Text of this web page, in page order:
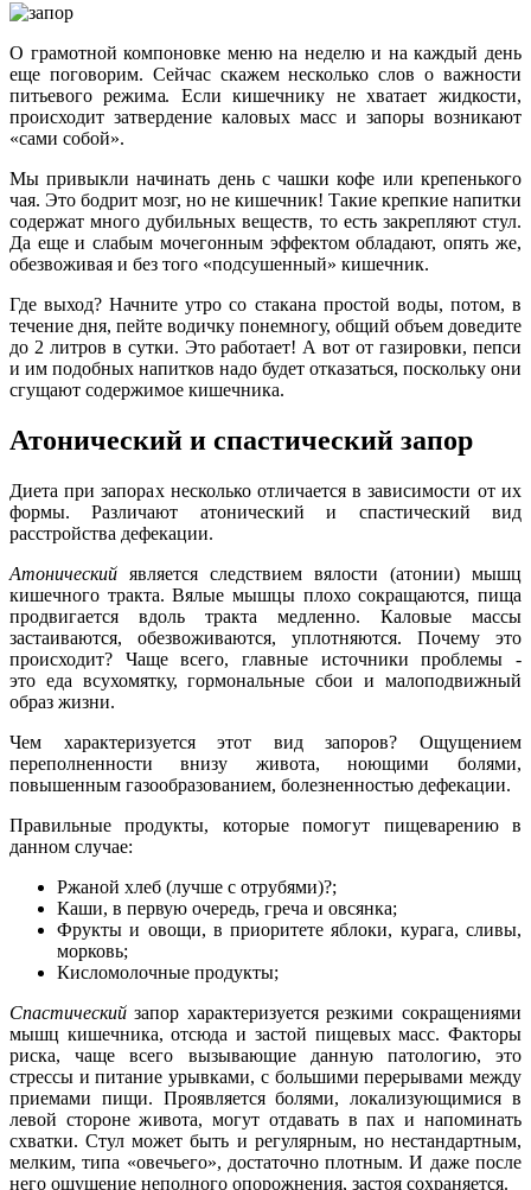
О грамотной компоновке меню на неделю и на каждый день
еще поговорим. Сейчас скажем несколько слов о важности
питьевого режима. Если кишечнику не хватает жидкости,
происходит затвердение каловых масс и запоры возникают
«сами собой».
Мы привыкли начинать день с чашки кофе или крепенького
чая. Это бодрит мозг, но не кишечник! Такие крепкие напитки
содержат много дубильных веществ, то есть закрепляют стул.
Да еще и слабым мочегонным эффектом обладают, опять же,
обезвоживая и без того «подсушенный» кишечник.
Где выход? Начните утро со стакана простой воды, потом, в
течение дня, пейте водичку понемногу, общий объем доведите
до 2 литров в сутки. Это работает! А вот от газировки, пепси
и им подобных напитков надо будет отказаться, поскольку они
сгущают содержимое кишечника.
Атонический и спастический запор
Диета при запорах несколько отличается в зависимости от их
формы. Различают атонический и спастический вид
расстройства дефекации.
Атонический является следствием вялости (атонии) мышц
кишечного тракта. Вялые мышцы плохо сокращаются, пища
продвигается вдоль тракта медленно. Каловые массы
застаиваются, обезвоживаются, уплотняются. Почему это
происходит? Чаще всего, главные источники проблемы -
это еда всухомятку, гормональные сбои и малоподвижный
образ жизни.
Чем характеризуется этот вид запоров? Ощущением
переполненности внизу живота, ноющими болями,
повышенным газообразованием, болезненностью дефекации.
Правильные продукты, которые помогут пищеварению в
данном случае:
Ржаной хлеб (лучше с отрубями)?;
Каши, в первую очередь, греча и овсянка;
Фрукты и овощи, в приоритете яблоки, курага, сливы,
морковь;
Кисломолочные продукты;
Спастический запор характеризуется резкими сокращениями
мышц кишечника, отсюда и застой пищевых масс. Факторы
риска, чаще всего вызывающие данную патологию, это
стрессы и питание урывками, с большими перерывами между
приемами пищи. Проявляется болями, локализующимися в
левой стороне живота, могут отдавать в пах и напоминать
схватки. Стул может быть и регулярным, но нестандартным,
мелким, типа «овечьего», достаточно плотным. И даже после
него ощущение неполного опорожнения, застоя сохраняется.